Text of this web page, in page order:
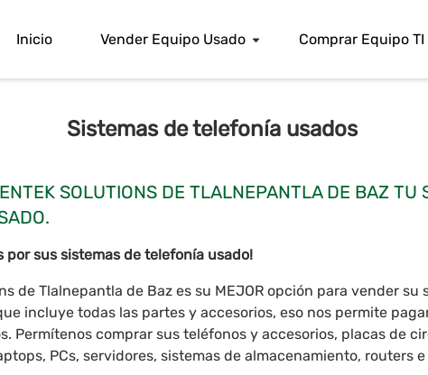
Inicio Vender Equipo Usado Comprar Equipo TI
Sistemas de telefonía usados
SOLUTIONS DE TLALNEPANTLA DE BAZ TU
por sus sistemas de telefonía usado!
de Tlalnepantla de Baz es su MEJOR opción para vender su
incluye todas las partes y accesorios, eso nos permite
Permítenos comprar sus teléfonos y accesorios, placas de
PCs, servidores, sistemas de almacenamiento, routers